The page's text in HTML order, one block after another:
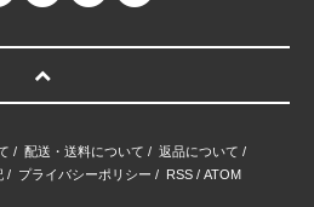
/ 配送・送料について / 返品について /
/ プライバシーポリシー / RSS / ATOM